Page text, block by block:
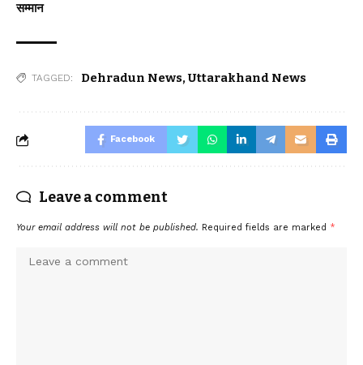
सम्मान
TAGGED: Dehradun News,Uttarakhand News
Facebook
Leave a comment
Your email address will not be published. Required fields are marked *